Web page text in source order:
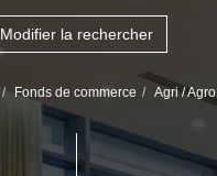
Modifier la rechercher
Fonds de commerce Agri / Agro